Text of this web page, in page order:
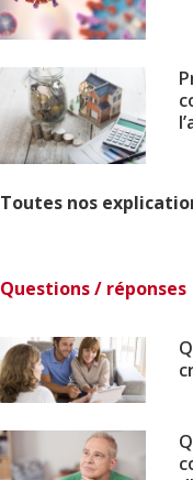
Toutes nos
Questions / réponses